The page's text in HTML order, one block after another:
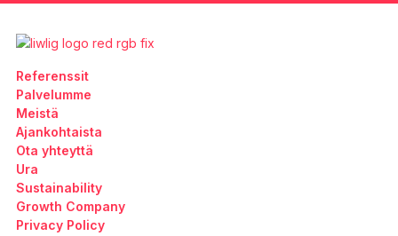
Referenssit
Palvelumme
Meistä
Ajankohtaista
Ota yhteyttä
Ura
Sustainability
Growth Company
Privacy Policy